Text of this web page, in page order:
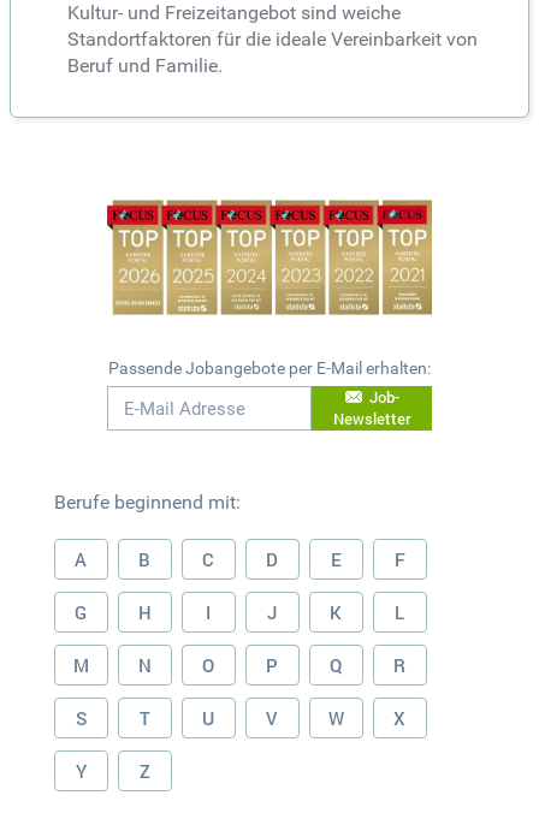
Kultur- und Freizeitangebot sind weiche
Standortfaktoren für die ideale Vereinbarkeit von
Beruf und Familie.
Passende Jobangebote per E-Mail erhalten:
Job-
Newsletter
Berufe beginnend mit:
A B C D E F
G H I J K L
M N O P Q R
S T U V W X
Y Z